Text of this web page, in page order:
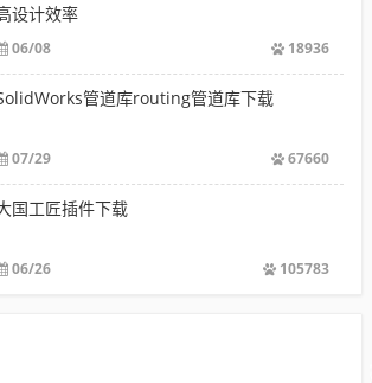
设计效率
06/08 18936
管道库routing管道库下载
07/29 67660
国工匠插件下载
06/26 105783